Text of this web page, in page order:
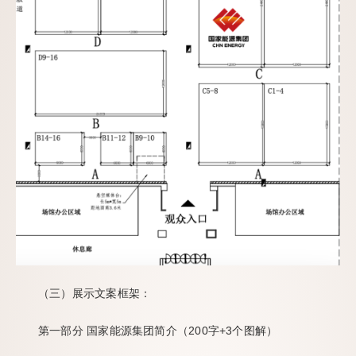
（三）展示文案框架：
第一部分 国家能源集团简介（200字+3个图解）